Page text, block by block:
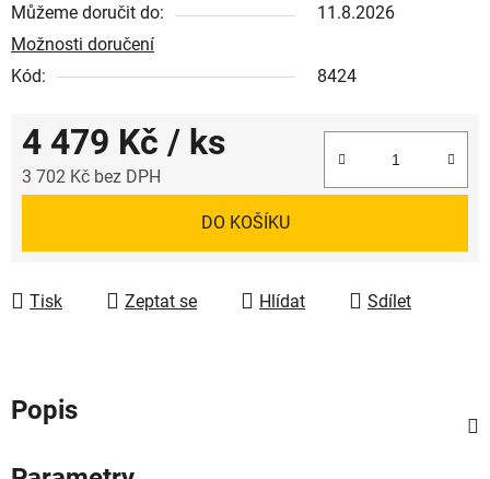
Můžeme doručit do:
11.8.2026
Možnosti doručení
Kód:
8424
4 479 Kč / ks
3 702 Kč bez DPH
DO KOŠÍKU
Tisk Zeptat se Hlídat Sdílet
Popis